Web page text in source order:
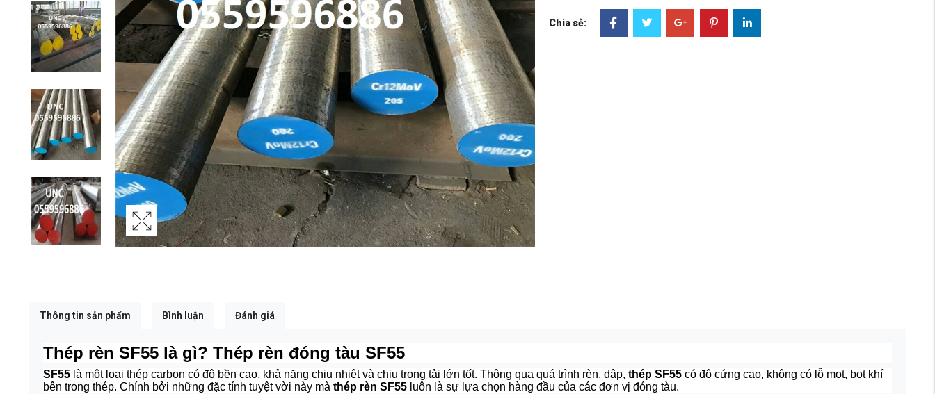
Chia sẻ:
Thông tin sản phẩm Bình luận Đánh giá
Thép rèn SF55 là gì? Thép rèn đóng tàu SF55
SF55 là một loại thép carbon có độ bền cao, khả năng chịu nhiệt và chịu trọng tải lớn tốt. Thộng qua quá trình rèn, dập, thép SF55 có độ cứng cao, không có lỗ mọt, bọt khí
bên trong thép. Chính bởi những đặc tính tuyệt vời này mà thép rèn SF55 luôn là sự lựa chọn hàng đầu của các đơn vị đóng tàu.